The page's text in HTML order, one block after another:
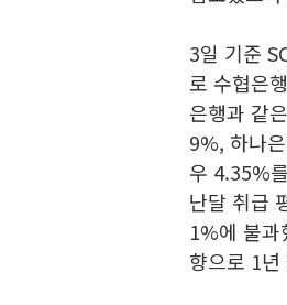
3일 기준
로 수협은
은행과 같
9%, 하나
우 4.35%
난달 취급
1%에 불과
향으로 1